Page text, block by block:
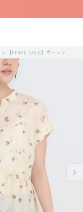
【FINAL SALE】ヴィンテージフラワープリントブラウス